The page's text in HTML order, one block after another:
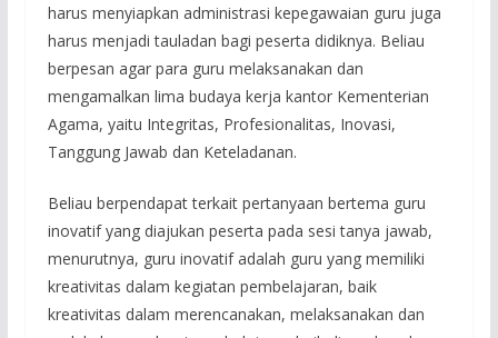
harus menyiapkan administrasi kepegawaian guru juga
harus menjadi tauladan bagi peserta didiknya. Beliau
berpesan agar para guru melaksanakan dan
mengamalkan lima budaya kerja kantor Kementerian
Agama, yaitu Integritas, Profesionalitas, Inovasi,
Tanggung Jawab dan Keteladanan.
Beliau berpendapat terkait pertanyaan bertema guru
inovatif yang diajukan peserta pada sesi tanya jawab,
menurutnya, guru inovatif adalah guru yang memiliki
kreativitas dalam kegiatan pembelajaran, baik
kreativitas dalam merencanakan, melaksanakan dan